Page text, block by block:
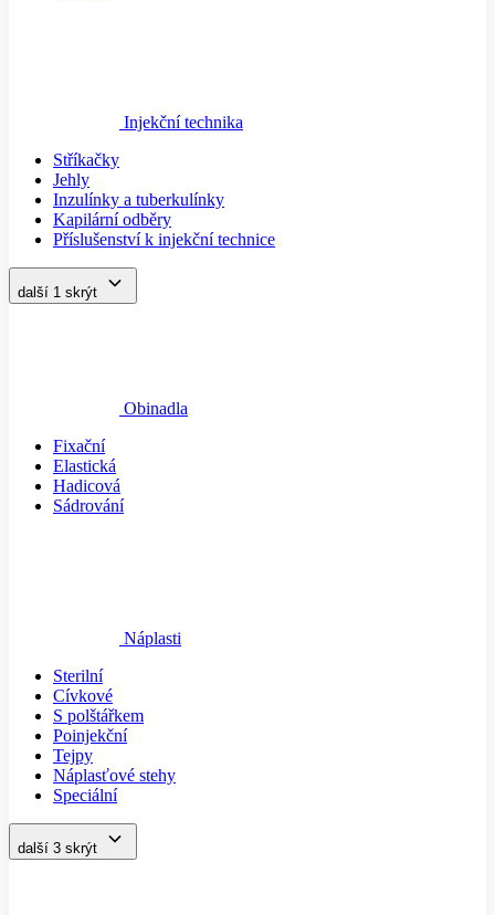
Injekční technika
Stříkačky
Jehly
Inzulínky a tuberkulínky
Kapilární odběry
Příslušenství k injekční technice
další 1 skrýt
Obinadla
Fixační
Elastická
Hadicová
Sádrování
Náplasti
Sterilní
Cívkové
S polštářkem
Poinjekční
Tejpy
Náplasťové stehy
Speciální
další 3 skrýt